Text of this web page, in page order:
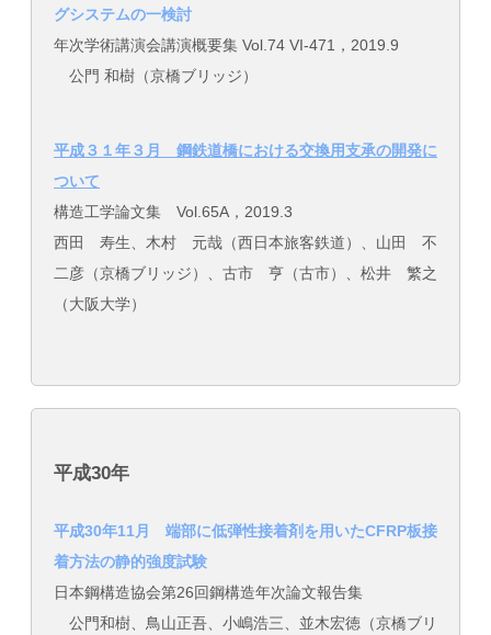
グシステムの一検討
年次学術講演会講演概要集 Vol.74 VI-471，2019.9
公門 和樹（京橋ブリッジ）
平成３１年３月 鋼鉄道橋における交換用支承の開発に
ついて
構造工学論文集 Vol.65A，2019.3
西田 寿生、木村 元哉（西日本旅客鉄道）、山田 不
二彦（京橋ブリッジ）、古市 亨（古市）、松井 繁之
（大阪大学）
平成30年
平成30年11月 端部に低弾性接着剤を用いたCFRP板接
着方法の静的強度試験
日本鋼構造協会第26回鋼構造年次論文報告集
公門和樹、鳥山正吾、小嶋浩三、並木宏徳（京橋ブリ